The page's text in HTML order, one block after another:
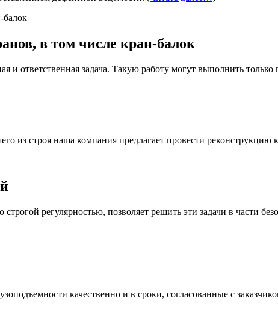
в том числе кран-балок
и ответственная задача. Такую работу могут выполнить
из строя наша компания предлагает провести реконструкцию
регулярностью, позволяет решить эти задачи в части
качественно и в сроки, согласованные с